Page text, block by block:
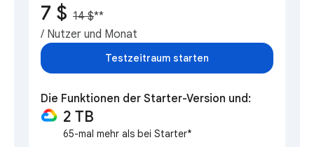
7 $ 14 $**
/ Nutzer und Monat
Testzeitraum starten
Die Funktionen der Starter-Version und:
2 TB
65-mal mehr als bei Starter*